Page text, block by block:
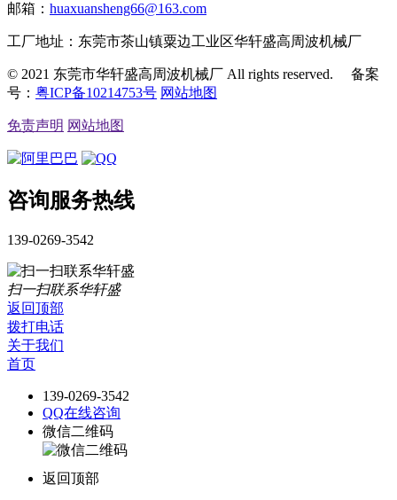
邮箱： huaxuansheng66@163.com
工厂地址：东莞市茶山镇粟边工业区华轩盛高周波机械厂
© 2021 东莞市华轩盛高周波机械厂 All rights reserved. 备案
号： 粤ICP备10214753号 网站地图
免责声明 网站地图
咨询服务热线
139-0269-3542
扫一扫联系华轩盛
返回顶部
拨打电话
关于我们
首页
139-0269-3542
QQ在线咨询
微信二维码
返回顶部